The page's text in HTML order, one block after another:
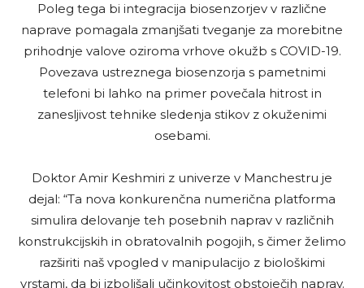
Poleg tega bi integracija biosenzorjev v različne
naprave pomagala zmanjšati tveganje za morebitne
prihodnje valove oziroma vrhove okužb s COVID-19.
Povezava ustreznega biosenzorja s pametnimi
telefoni bi lahko na primer povečala hitrost in
zanesljivost tehnike sledenja stikov z okuženimi
osebami.
Doktor Amir Keshmiri z univerze v Manchestru je
dejal: “Ta nova konkurenčna numerična platforma
simulira delovanje teh posebnih naprav v različnih
konstrukcijskih in obratovalnih pogojih, s čimer želimo
razširiti naš vpogled v manipulacijo z biološkimi
vrstami, da bi izboljšali učinkovitost obstoječih naprav.